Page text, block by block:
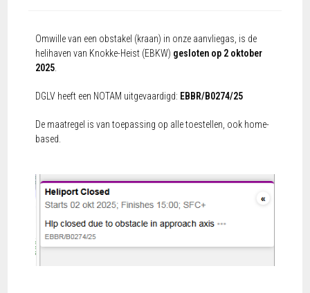
Omwille van een obstakel (kraan) in onze aanvliegas, is de
helihaven van Knokke-Heist (EBKW) gesloten op 2 oktober
2025
DGLV heeft een NOTAM uitgevaardigd: EBBR/B0274/25
De maatregel is van toepassing op alle toestellen, ook home-
based.